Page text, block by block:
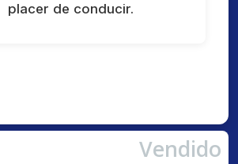
placer de conducir.
Vendido